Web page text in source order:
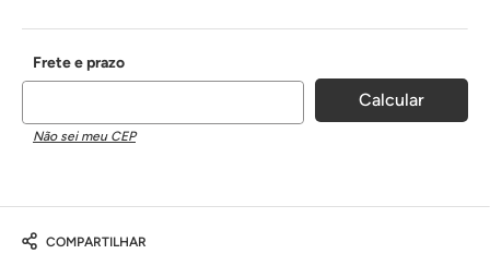
Não sei meu CEP
COMPARTILHAR